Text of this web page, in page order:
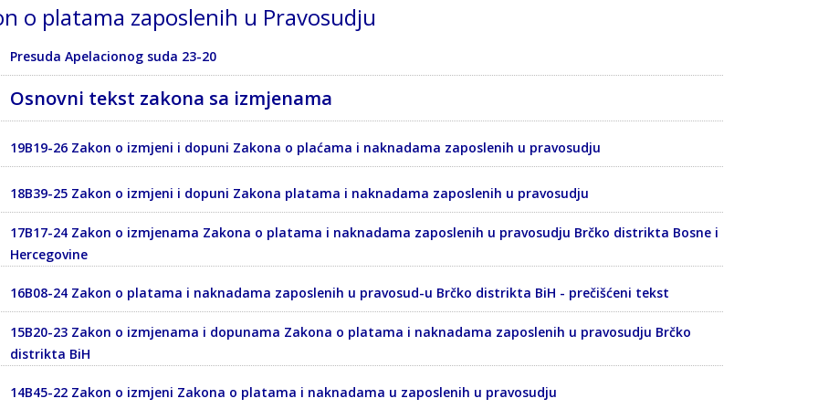
o platama zaposlenih u Pravosudju
Presuda Apelacionog suda 23-20
Osnovni tekst zakona sa izmjenama
19B19-26 Zakon o izmjeni i dopuni Zakona o plaćama i naknadama zaposlenih u pravosudju
18B39-25 Zakon o izmjeni i dopuni Zakona platama i naknadama zaposlenih u pravosudju
17B17-24 Zakon o izmjenama Zakona o platama i naknadama zaposlenih u pravosudju Brčko distrikta Bosne i
Hercegovine
16B08-24 Zakon o platama i naknadama zaposlenih u pravosud-u Brčko distrikta BiH - prečišćeni tekst
15B20-23 Zakon o izmjenama i dopunama Zakona o platama i naknadama zaposlenih u pravosudju Brčko
distrikta BiH
14B45-22 Zakon o izmjeni Zakona o platama i naknadama u zaposlenih u pravosudju